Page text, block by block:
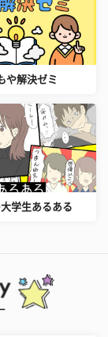
や解決ゼミ
学生あるある